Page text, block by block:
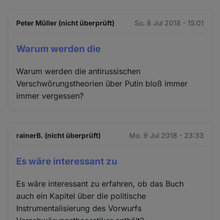
Peter Müller (nicht überprüft) So. 8 Jul 2018 - 15:01
Warum werden die
Warum werden die antirussischen
Verschwörungstheorien über Putin bloß immer
immer vergessen?
rainerB. (nicht überprüft) Mo. 9 Jul 2018 - 23:33
Es wäre interessant zu
Es wäre interessant zu erfahren, ob das Buch
auch ein Kapitel über die politische
Instrumentalisierung des Vorwurfs